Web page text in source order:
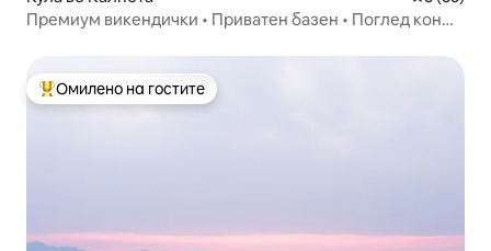
Премиум викендички • Приватен базен • Поглед кон
Меѓу најуспешните „Омилени на гостите“
Омилено на гостите